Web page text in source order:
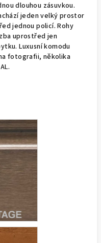
dlouhou zásuvkou.
jeden velký prostor
jednou policí. Rohy
uprostřed jen
Luxusní komodu
fotografii, několika